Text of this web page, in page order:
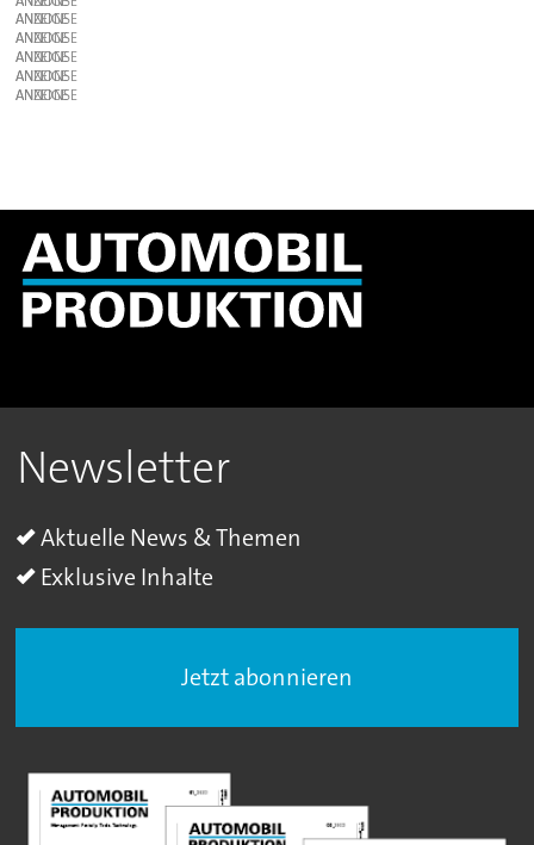
ANZEIGE
ANZEIGE
ANZEIGE
ANZEIGE
ANZEIGE
Newsletter
Aktuelle News & Themen
Exklusive Inhalte
Jetzt abonnieren